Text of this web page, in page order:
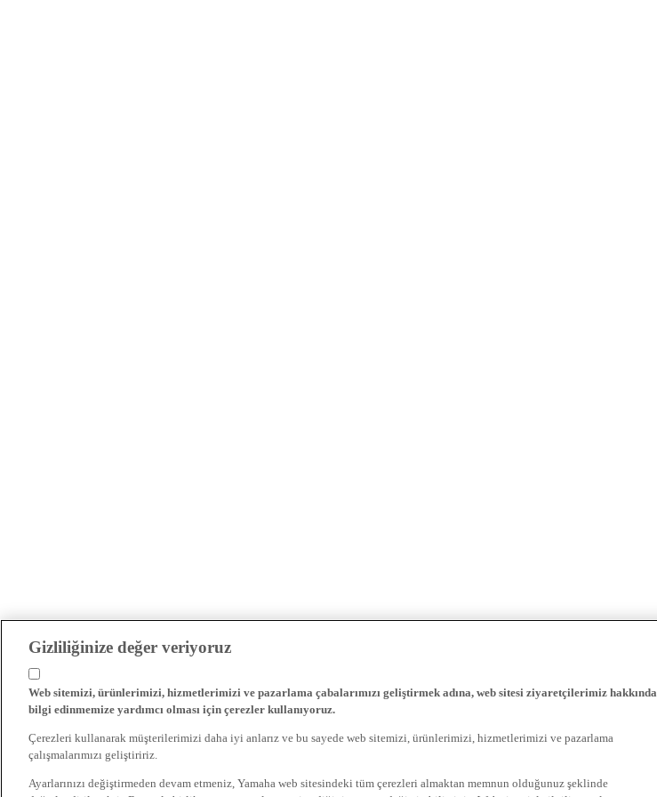
Gizliliğinize değer veriyoruz
Web sitemizi, ürünlerimizi, hizmetlerimizi ve pazarlama çabalarımızı geliştirmek adına, web sitesi ziyaretçilerimiz hakkında
bilgi edinmemize yardımcı olması için çerezler kullanıyoruz.
Çerezleri kullanarak müşterilerimizi daha iyi anlarız ve bu sayede web sitemizi, ürünlerimizi, hizmetlerimizi ve pazarlama
çalışmalarımızı geliştiririz.
Ayarlarınızı değiştirmeden devam etmeniz, Yamaha web sitesindeki tüm çerezleri almaktan memnun olduğunuz şeklinde